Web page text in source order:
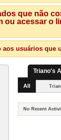
que não
ou acessar o
aos usuários que
Triano's
All
No Recent